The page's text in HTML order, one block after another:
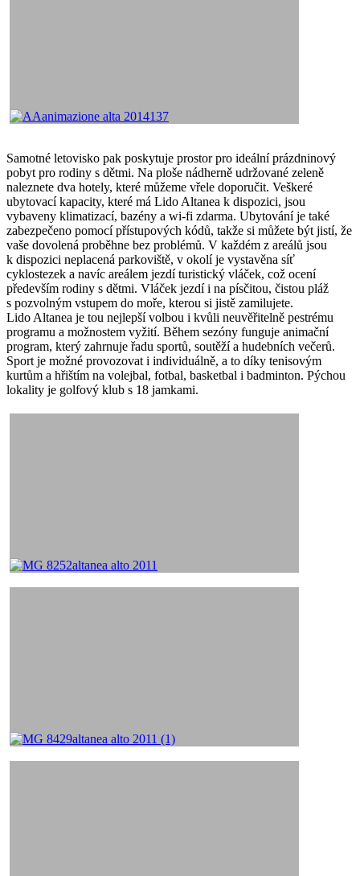
Samotné letovisko pak poskytuje prostor pro ideální prázdninový
pobyt pro rodiny s dětmi. Na ploše nádherně udržované zeleně
naleznete dva hotely, které můžeme vřele doporučit. Veškeré
ubytovací kapacity, které má Lido Altanea k dispozici, jsou
vybaveny klimatizací, bazény a wi-fi zdarma. Ubytování je také
zabezpečeno pomocí přístupových kódů, takže si můžete být jistí, že
vaše dovolená proběhne bez problémů. V každém z areálů jsou
k dispozici neplacená parkoviště, v okolí je vystavěna síť
cyklostezek a navíc areálem jezdí turistický vláček, což ocení
především rodiny s dětmi. Vláček jezdí i na písčitou, čistou pláž
s pozvolným vstupem do moře, kterou si jistě zamilujete.
Lido Altanea je tou nejlepší volbou i kvůli neuvěřitelně pestrému
programu a možnostem vyžití. Během sezóny funguje animační
program, který zahrnuje řadu sportů, soutěží a hudebních večerů.
Sport je možné provozovat i individuálně, a to díky tenisovým
kurtům a hřištím na volejbal, fotbal, basketbal i badminton. Pýchou
lokality je golfový klub s 18 jamkami.